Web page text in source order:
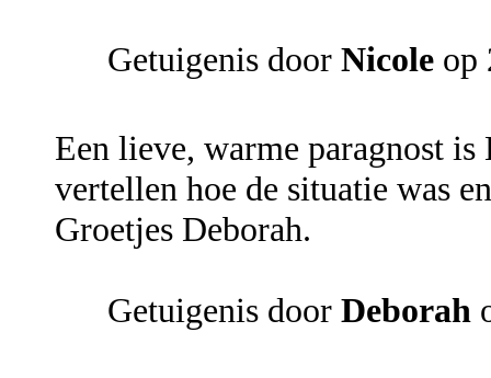
Getuigenis door Nicole op
Een lieve, warme paragnost
vertellen hoe de situatie was
Groetjes Deborah.
Getuigenis door Deborah